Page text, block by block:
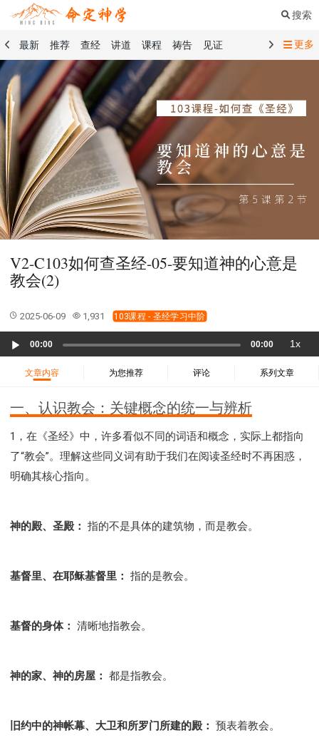
搜索
最新 推荐 查经 讲道 课程 祷告
见证
命定音乐
命定书屋 命定奉献 命定神学
祷告精选
查经精选 讲道精选
课程精选
见证精选
101课程 创世记 马太福音
传道书
洗礼礼文
圣餐礼文 01 创世记
02 出埃及记
03 利未记
04 民数记 05 申命记
06 约书亚记
07 士师记
08 路得记
09 撒母耳记上
10 撒母耳记下
11 列王纪上
12 列王纪下
15 以斯拉记
16 尼希米记 17 以斯帖记
18 约伯记
19 诗篇
20 箴言 21 传道书
23 以赛亚书
25 耶利米哀歌
27 但以理书
28 何西阿书
29 约珥书
37 哈该书
38 撒迦利亚书
39 玛拉基书
40 马太福音
41 马可福音
42 路加福音
49 以弗所书
50 腓利比书
51 歌罗西书
52 帖撒罗尼迦前书
53 帖撒罗尼迦后书
54 提摩太前书
55 提摩太后书
56 提多书
57 腓利门书
时间管理和学习方法
爱神系列
喜乐系列
赶鬼系列
认识魔鬼的诡计
破除属世界的价值观
如何恢复神的形像
更多
V2-C103如何查圣经-05-要知道神的心意是
教会(2)
2025-06-09 1,931 103课程 - 圣经学习中阶
Player
00:00 00:00 1x
文章内容 为您推荐 评论 系列文章
一、认识教会：关键概念的统一与辨析
1，在《圣经》中，许多看似不同的词语和概念，实际上都指向
了“教会”。理解这些同义词有助于我们在阅读圣经时不再困惑，
明确其核心指向。
神的殿、圣殿： 指的不是具体的建筑物，而是教会。
基督里、在耶稣基督里： 指的是教会。
基督的身体： 清晰地指教会。
神的家、神的房屋： 都是指教会。
旧约中的神帐幕、大卫和所罗门所建的殿： 预表着教会。